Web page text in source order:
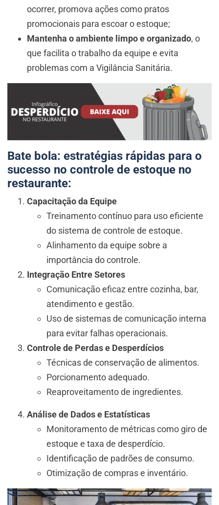
ocorrer, promova ações como pratos
promocionais para escoar o estoque;
Mantenha o ambiente limpo e organizado, o
que facilita o trabalho da equipe e evita
problemas com a Vigilância Sanitária.
Bate bola: estratégias rápidas para o
sucesso no controle de estoque no
restaurante:
Capacitação da Equipe
Treinamento contínuo para uso eficiente
do sistema de controle de estoque.
Alinhamento da equipe sobre a
importância do controle.
Integração Entre Setores
Comunicação eficaz entre cozinha, bar,
atendimento e gestão.
Uso de sistemas de comunicação interna
para evitar falhas operacionais.
Controle de Perdas e Desperdícios
Técnicas de conservação de alimentos.
Porcionamento adequado.
Reaproveitamento de ingredientes.
Análise de Dados e Estatísticas
Monitoramento de métricas como giro de
estoque e taxa de desperdício.
Identificação de padrões de consumo.
Otimização de compras e inventário.